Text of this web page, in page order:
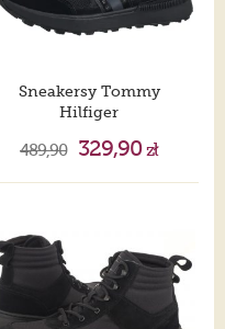
Sneakersy Tommy
Hilfiger
489,90 329,90zł